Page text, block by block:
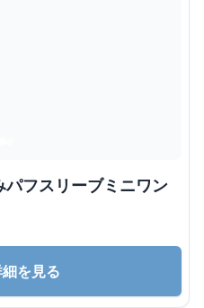
フスリーブミニワン
を見る